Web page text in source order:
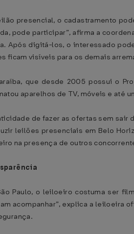
presencial, o cadastramento
pode participar”, afirma a
Após digitá-los, o interessado
ficam visíveis para os demais
que desde 2005 possui o
aparelhos de TV, móveis e até
de fazer as ofertas sem sair
leilões presenciais em Belo
na presença de outros
Paulo, o leiloeiro costuma ser
acompanhar”, explica a leiloeira